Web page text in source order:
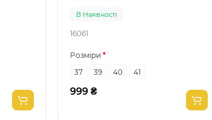
В Наявності
16061
Розміри
37
39 40 41
999 ₴